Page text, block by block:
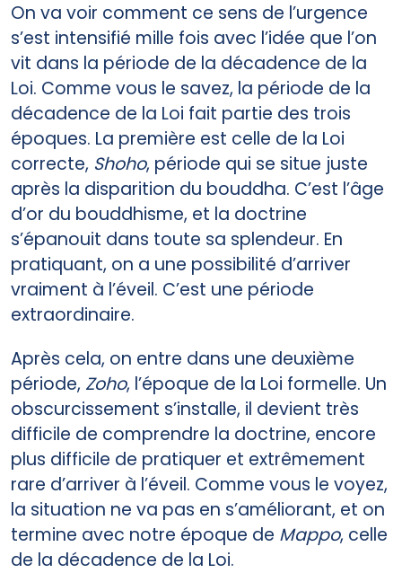
On va voir comment ce sens de l’urgence
s’est intensifié mille fois avec l’idée que l’on
vit dans la période de la décadence de la
Loi. Comme vous le savez, la période de la
décadence de la Loi fait partie des trois
époques. La première est celle de la Loi
correcte, Shoho, période qui se situe juste
après la disparition du bouddha. C’est l’âge
d’or du bouddhisme, et la doctrine
s’épanouit dans toute sa splendeur. En
pratiquant, on a une possibilité d’arriver
vraiment à l’éveil. C’est une période
extraordinaire.
Après cela, on entre dans une deuxième
période, Zoho, l’époque de la Loi formelle. Un
obscurcissement s’installe, il devient très
difficile de comprendre la doctrine, encore
plus difficile de pratiquer et extrêmement
rare d’arriver à l’éveil. Comme vous le voyez,
la situation ne va pas en s’améliorant, et on
termine avec notre époque de Mappo, celle
de la décadence de la Loi.